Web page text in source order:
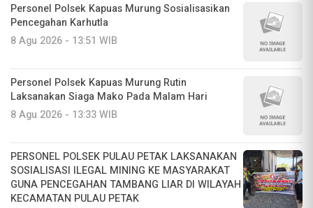
Personel Polsek Kapuas Murung Sosialisasikan
Pencegahan Karhutla
8 Agu 2026 - 13:51 WIB
Personel Polsek Kapuas Murung Rutin
Laksanakan Siaga Mako Pada Malam Hari
8 Agu 2026 - 13:33 WIB
PERSONEL POLSEK PULAU PETAK LAKSANAKAN
SOSIALISASI ILEGAL MINING KE MASYARAKAT
GUNA PENCEGAHAN TAMBANG LIAR DI WILAYAH
KECAMATAN PULAU PETAK